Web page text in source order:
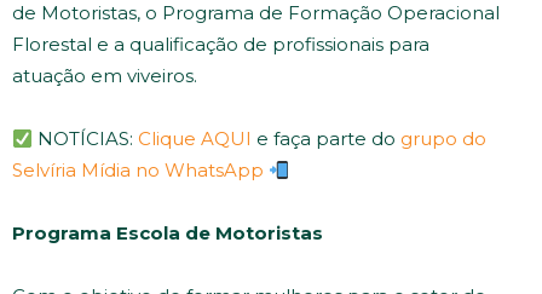
de Motoristas, o Programa de Formação Operacional
Florestal e a qualificação de profissionais para
atuação em viveiros.
NOTÍCIAS: Clique AQUI e faça parte do grupo do
Selvíria Mídia no WhatsApp
Programa Escola de Motoristas